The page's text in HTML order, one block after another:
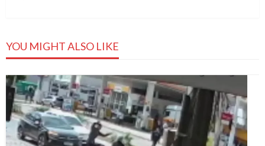
YOU MIGHT ALSO LIKE